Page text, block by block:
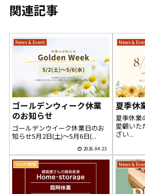
関連記事
News & Event
ゴールデンウィーク休業
のお知らせ
ゴールデンウイーク休業日のお
知らせ5月2日(土)～5月6日(...
2026.04.23
News &
夏季休
夏季休業
愛顧いた
ざい...
SHOP情報 News &